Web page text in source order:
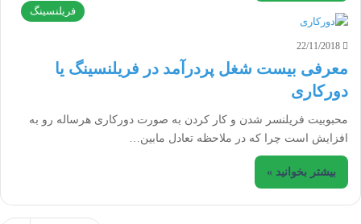
فریلنسینگ
22/11/2018
معرفی بیست شغل پردرآمد در فریلنسینگ یا
دورکاری
محبوبیت فریلنسر شدن و کار کردن به صورت دورکاری هرساله رو به
افزایش است چرا که در ملاحظه تعادل مابین…
بیشتر بخوانید »